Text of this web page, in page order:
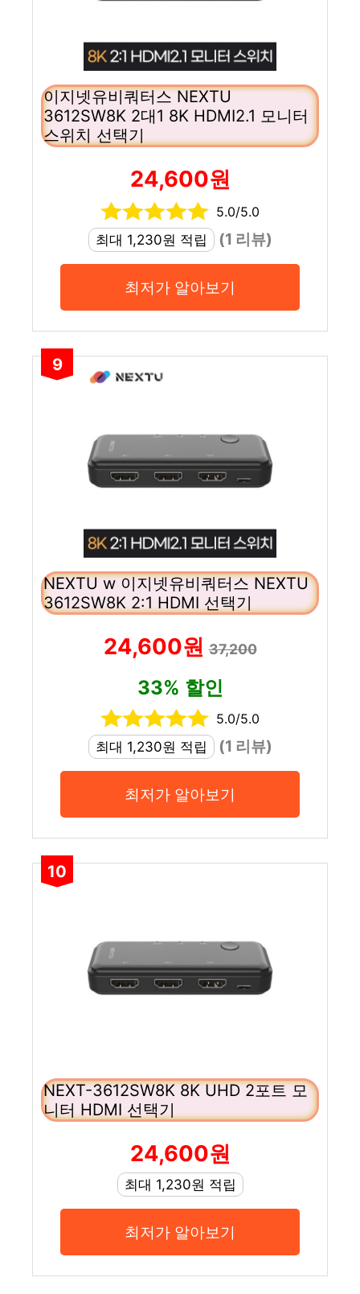
이지넷유비쿼터스 NEXTU
3612SW8K 2대1 8K HDMI2.1 모니터
스위치 선택기
24,600원
5.0/5.0
최대 1,230원 적립
(1 리뷰)
최저가 알아보기
9
NEXTU w 이지넷유비쿼터스 NEXTU
3612SW8K 2:1 HDMI 선택기
24,600원37,200
33% 할인
5.0/5.0
최대 1,230원 적립
(1 리뷰)
최저가 알아보기
10
NEXT-3612SW8K 8K UHD 2포트 모
니터 HDMI 선택기
24,600원
최대 1,230원 적립
최저가 알아보기